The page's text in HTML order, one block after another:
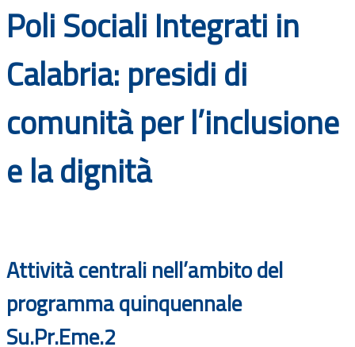
Bandi
Guide
Poli Sociali Integrati in
Calabria: presidi di
comunità per l’inclusione
e la dignità
Attività centrali nell’ambito del
programma quinquennale
Su.Pr.Eme.2